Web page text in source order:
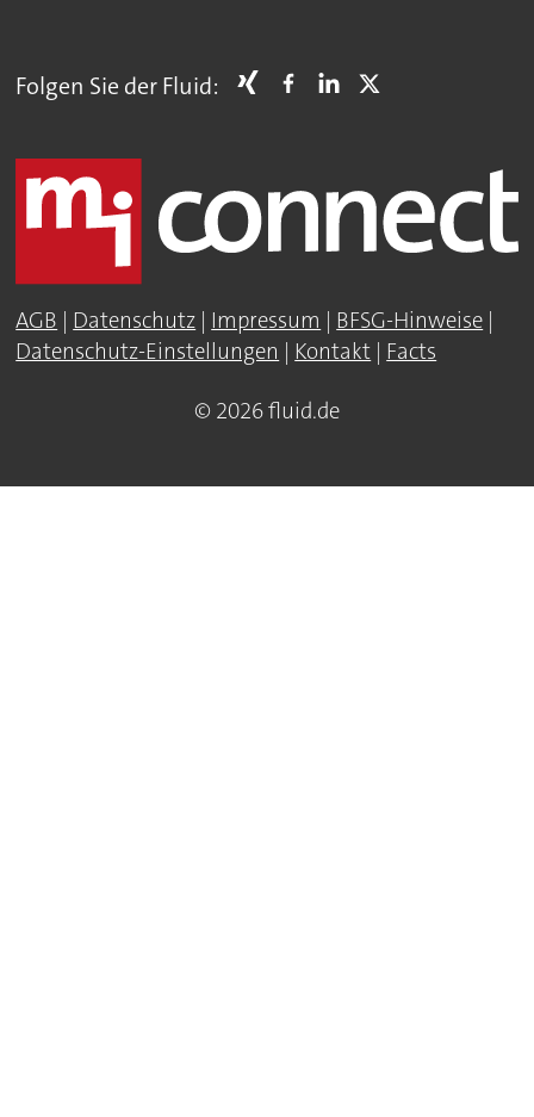
Folgen Sie der Fluid:
AGB | Datenschutz | Impressum | BFSG-Hinweise |
Datenschutz-Einstellungen | Kontakt | Facts
© 2026 fluid.de